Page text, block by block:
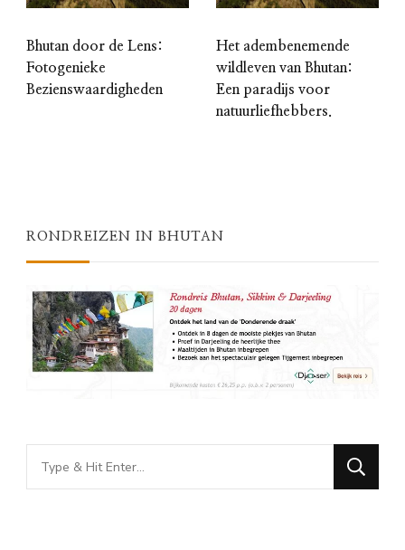
Bhutan door de Lens:
Fotogenieke
Bezienswaardigheden
Het adembenemende
wildleven van Bhutan:
Een paradijs voor
natuurliefhebbers.
RONDREIZEN IN BHUTAN
Looking
for